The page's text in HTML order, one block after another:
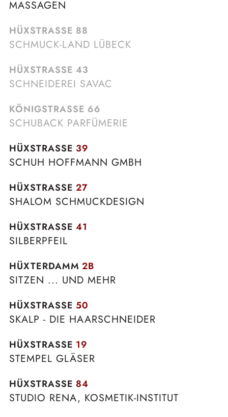
MASSAGEN
HÜXSTRASSE 88
SCHMUCK-LAND LÜBECK
HÜXSTRASSE 43
SCHNEIDEREI SAVAC
KÖNIGSTRASSE 66
SCHUBACK PARFÜMERIE
HÜXSTRASSE 39
SCHUH HOFFMANN GMBH
HÜXSTRASSE 27
SHALOM SCHMUCKDESIGN
HÜXSTRASSE 41
SILBERPFEIL
HÜXTERDAMM 2B
SITZEN ... UND MEHR
HÜXSTRASSE 50
SKALP - DIE HAARSCHNEIDER
HÜXSTRASSE 19
STEMPEL GLÄSER
HÜXSTRASSE 84
STUDIO RENA, KOSMETIK-INSTITUT